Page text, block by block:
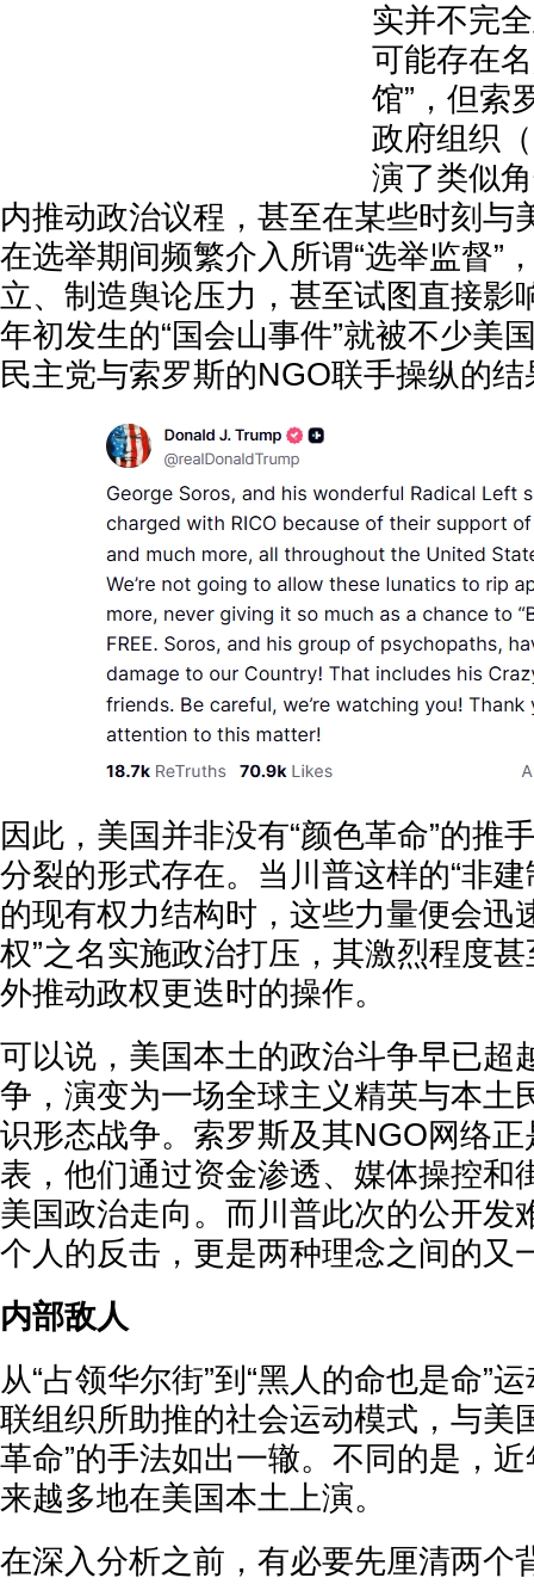
实并不完
可能存在
馆”，但索
政府组织
演了类似
内推动政治议程，甚至在某些时刻与
在选举期间频繁介入所谓“选举监督”
立、制造舆论压力，甚至试图直接影
年初发生的“国会山事件”就被不少美
民主党与索罗斯的NGO联手操纵的结
因此，美国并非没有“颜色革命”的推
分裂的形式存在。当川普这样的“非
的现有权力结构时，这些力量便会迅
权”之名实施政治打压，其激烈程度
外推动政权更迭时的操作。
可以说，美国本土的政治斗争早已超
争，演变为一场全球主义精英与本土
识形态战争。索罗斯及其NGO网络
表，他们通过资金渗透、媒体操控和
美国政治走向。而川普此次的公开发
个人的反击，更是两种理念之间的又
内部敌人
从“占领华尔街”到“黑人的命也是命”
联组织所助推的社会运动模式，与美
革命”的手法如出一辙。不同的是，
来越多地在美国本土上演。
在深入分析之前，有必要先厘清两个